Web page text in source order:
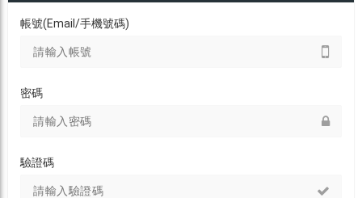
帳號(Email/手機號碼)
密碼
驗證碼